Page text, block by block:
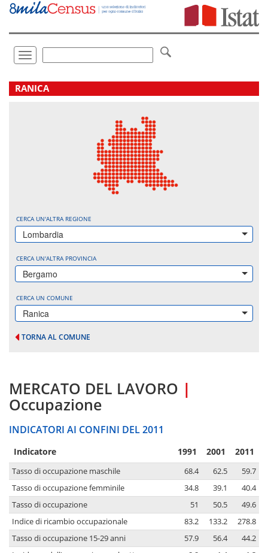
Vai
direttamente
Toggle
navigation
.
RANICA
CERCA UN'ALTRA REGIONE
Lombardia
CERCA UN'ALTRA PROVINCIA
Bergamo
CERCA UN COMUNE
Ranica
TORNA AL COMUNE
MERCATO DEL LAVORO |
Occupazione
INDICATORI AI CONFINI DEL 2011
Indicatore 1991 2001 2011
Tasso di occupazione maschile 68.4 62.5
59.7
Tasso di occupazione femminile
34.8 39.1
40.4
Tasso di occupazione
51 50.5
49.6
Indice di ricambio occupazionale
83.2 133.2
278.8
Tasso di occupazione 15-29 anni
57.9 56.4
44.2